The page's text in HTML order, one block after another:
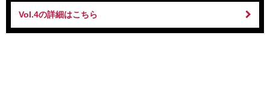
Vol.4の詳細はこちら